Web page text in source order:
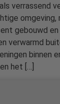
verrassend
omgeving,
gebouwd en
verwarmd
binnen
het […]